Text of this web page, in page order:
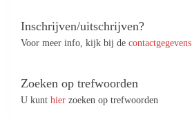
Inschrijven/uitschrijven?
Voor meer info, kijk bij de contactgegevens
Zoeken op trefwoorden
U kunt hier zoeken op trefwoorden